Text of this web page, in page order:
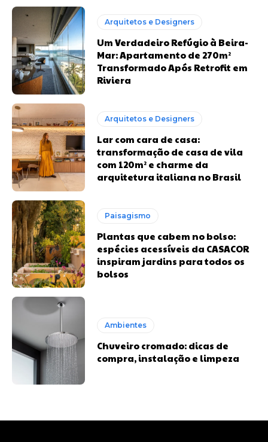
Arquitetos e Designers
Um Verdadeiro Refúgio à Beira-
Mar: Apartamento de 270m²
Transformado Após Retrofit em
Riviera
Arquitetos e Designers
Lar com cara de casa:
transformação de casa de vila
com 120m² e charme da
arquitetura italiana no Brasil
Paisagismo
Plantas que cabem no bolso:
espécies acessíveis da CASACOR
inspiram jardins para todos os
bolsos
Ambientes
Chuveiro cromado: dicas de
compra, instalação e limpeza